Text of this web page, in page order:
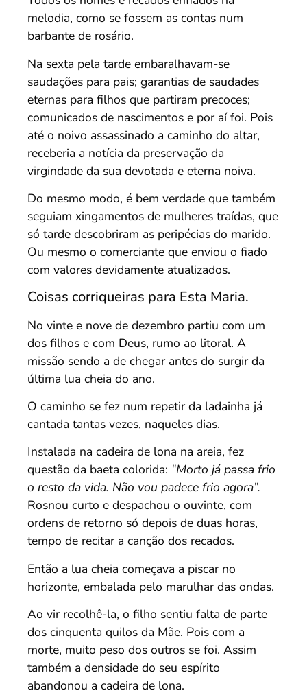
melodia, como se fossem as contas num
barbante de rosário.
Na sexta pela tarde embaralhavam-se
saudações para pais; garantias de saudades
eternas para filhos que partiram precoces;
comunicados de nascimentos e por aí foi. Pois
até o noivo assassinado a caminho do altar,
receberia a notícia da preservação da
virgindade da sua devotada e eterna noiva.
Do mesmo modo, é bem verdade que também
seguiam xingamentos de mulheres traídas, que
só tarde descobriram as peripécias do marido.
Ou mesmo o comerciante que enviou o fiado
com valores devidamente atualizados.
Coisas corriqueiras para Esta Maria.
No vinte e nove de dezembro partiu com um
dos filhos e com Deus, rumo ao litoral. A
missão sendo a de chegar antes do surgir da
última lua cheia do ano.
O caminho se fez num repetir da ladainha já
cantada tantas vezes, naqueles dias.
Instalada na cadeira de lona na areia, fez
questão da baeta colorida: “Morto já passa frio
o resto da vida. Não vou padece frio agora”.
Rosnou curto e despachou o ouvinte, com
ordens de retorno só depois de duas horas,
tempo de recitar a canção dos recados.
Então a lua cheia começava a piscar no
horizonte, embalada pelo marulhar das ondas.
Ao vir recolhê-la, o filho sentiu falta de parte
dos cinquenta quilos da Mãe. Pois com a
morte, muito peso dos outros se foi. Assim
também a densidade do seu espírito
abandonou a cadeira de lona.